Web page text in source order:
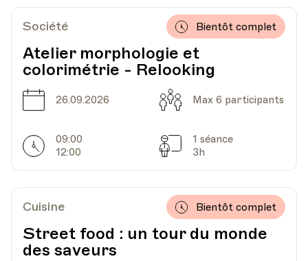
LieuUPL - Université populaire de Lausanne -
Escaliers du Marché 2, Lausanne
Lieu
UPL - Université populaire de Lausanne -
Heure
12.30
Société
Atelier morphologie et
colorimétrie - Relooking
Bientôt complet
Date
26.09.2026 Capacité
Max 6 participants
Horarires
09:00
12:00
Séances
1 séance
3h
Cuisine
Street food : un tour du monde
des saveurs
Bientôt complet